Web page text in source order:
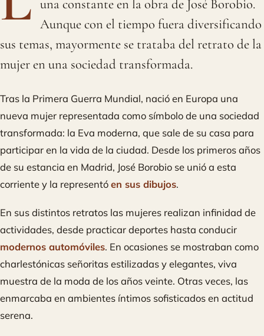
una constante en la obra de José Borobio.
Aunque con el tiempo fuera diversificando
sus temas, mayormente se trataba del retrato de la
mujer en una sociedad transformada.
Tras la Primera Guerra Mundial, nació en Europa una
nueva mujer representada como símbolo de una sociedad
transformada: la Eva moderna, que sale de su casa para
participar en la vida de la ciudad. Desde los primeros años
de su estancia en Madrid, José Borobio se unió a esta
corriente y la representóen sus dibujos.
En sus distintos retratos las mujeres realizan infinidad de
actividades, desde practicar deportes hasta conducir
modernos automóviles. En ocasiones se mostraban como
charlestónicas señoritas estilizadas y elegantes, viva
muestra de la moda de los años veinte. Otras veces, las
enmarcaba en ambientes íntimos sofisticados en actitud
serena.